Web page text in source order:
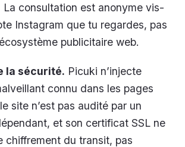
La consultation est anonyme vis-
Instagram que tu regardes, pas
publicitaire web.
la sécurité. Picuki n’injecte
connu dans les pages
site n’est pas audité par un
et son certificat SSL ne
chiffrement du transit, pas